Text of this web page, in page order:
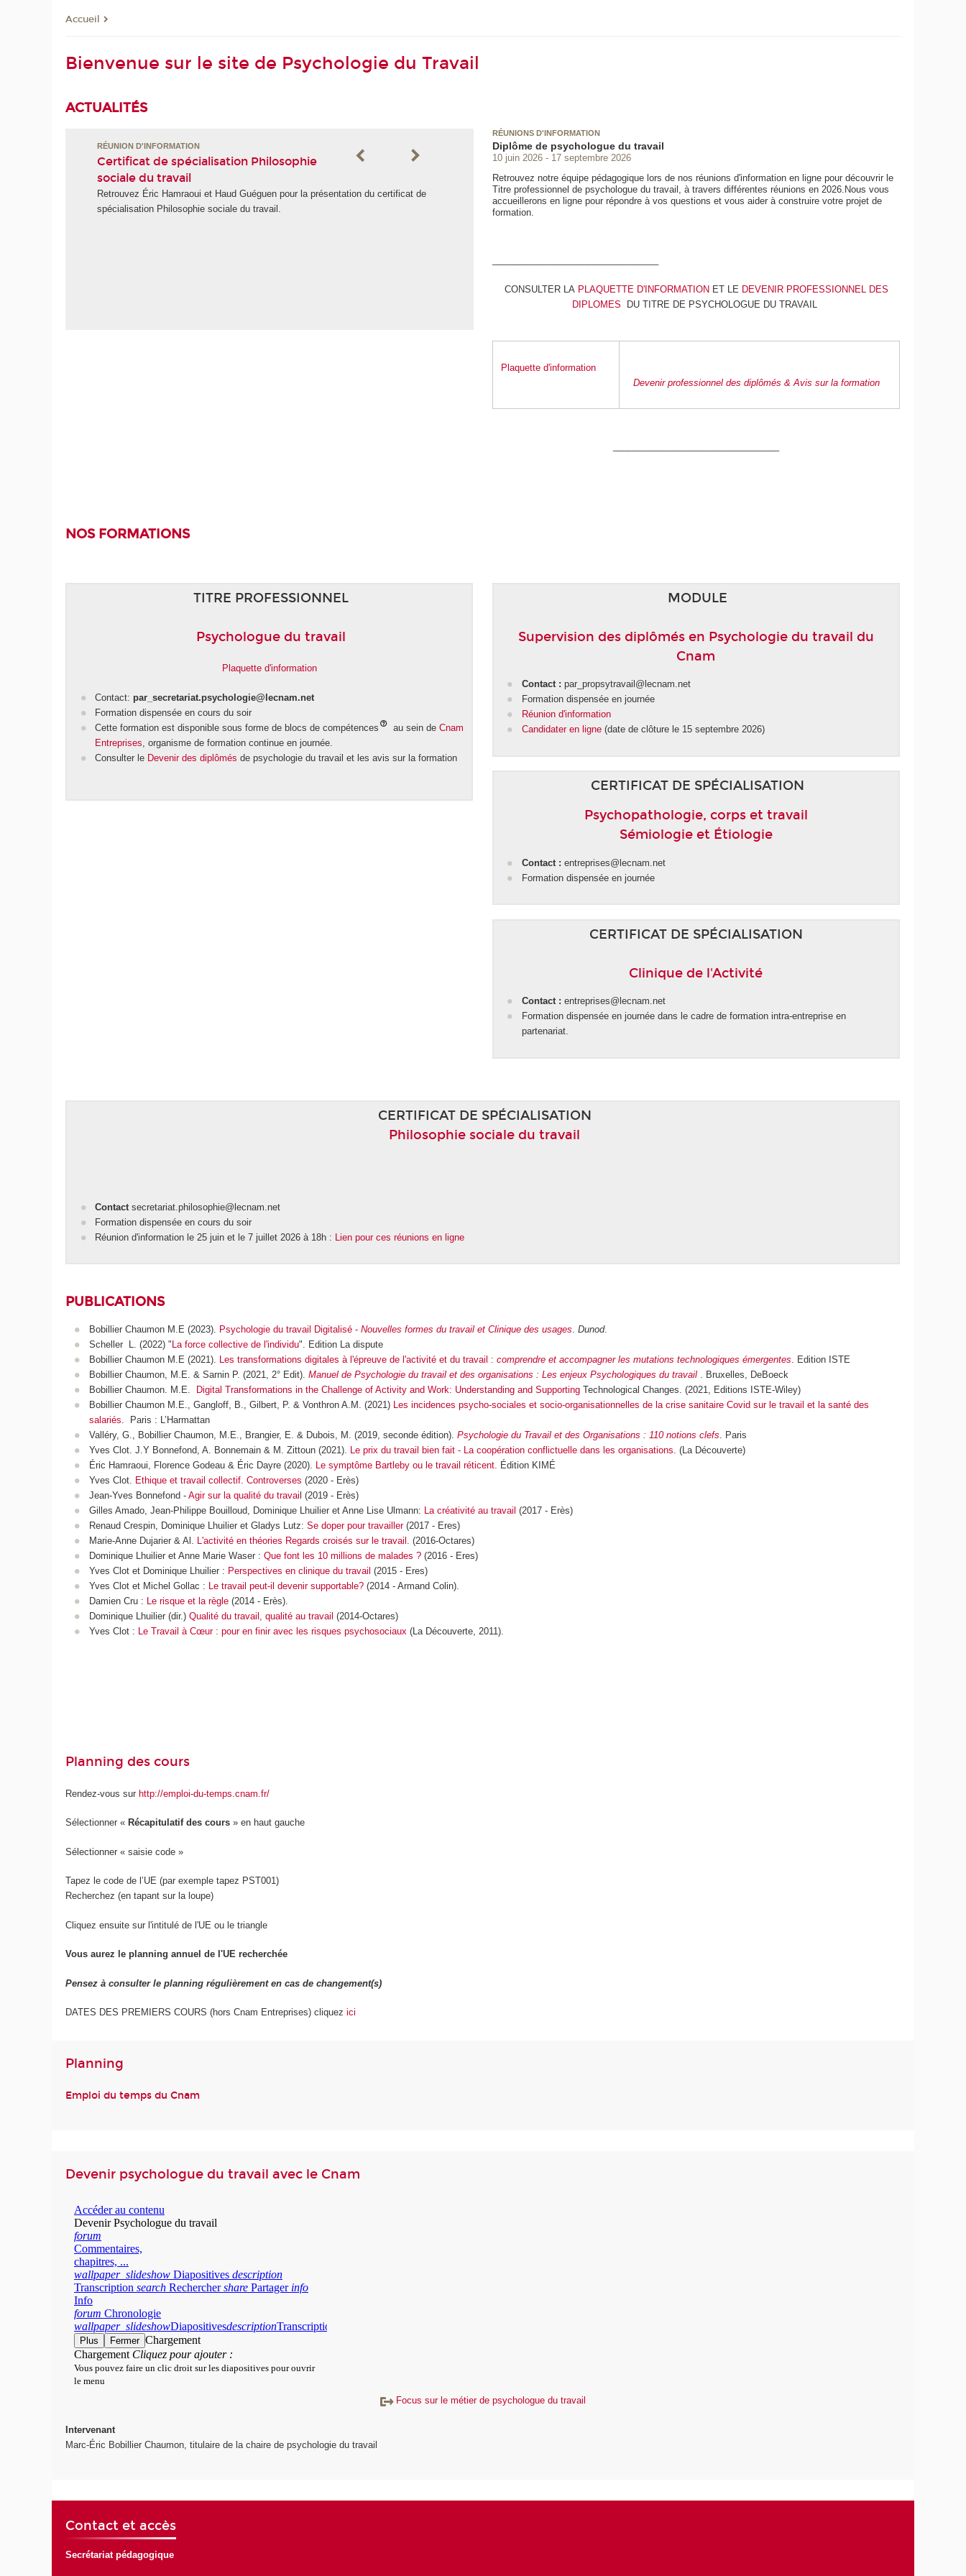
Accueil
Bienvenue sur le site de Psychologie du Travail
ACTUALITÉS
RÉUNION D'INFORMATION
Certificat de spécialisation Philosophie
sociale du travail
Retrouvez Éric Hamraoui et Haud Guéguen pour la présentation du certificat de
spécialisation Philosophie sociale du travail.
RÉUNIONS D'INFORMATION
Diplôme de psychologue du travail
Retrouvez notre équipe pédagogique lors de nos
réunions d'information en ligne pour découvrir le Titre professionnel de
psychologue du travail, à travers différentes réunions en 2026.Nous vous
RÉUNIONS D'INFORMATION
Diplôme de psychologue du travail
10 juin 2026
17 septembre 2026
Retrouvez notre équipe pédagogique lors de nos réunions d'information en ligne pour découvrir le
Titre professionnel de psychologue du travail, à travers différentes réunions en 2026.Nous vous
accueillerons en ligne pour répondre à vos questions et vous aider à construire votre projet de
formation.
CONSULTER LA PLAQUETTE D'INFORMATION ET LE DEVENIR PROFESSIONNEL DES
DIPLOMES
DU TITRE DE PSYCHOLOGUE DU TRAVAIL
Plaquette d'information
Devenir professionnel des diplômés & Avis sur la formation
NOS FORMATIONS
TITRE PROFESSIONNEL
Psychologue du travail
Plaquette d'information
Contact: par_secretariat.psychologie@lecnam.net
Formation dispensée en cours du soir
Cette formation est disponible sous forme de blocs de compétences
au sein deCnam
Entreprises , organisme de formation continue en journée.
Consulter le Devenir des diplômés de psychologie du travail et les avis sur la formation
MODULE
Supervision des diplômés en Psychologie du travail du
Cnam
Contact : par_propsytravail@lecnam.net
Formation dispensée en journée
Réunion d'information
Candidater en ligne(date de clôture le 15 septembre 2026)
CERTIFICAT DE SPÉCIALISATION
Psychopathologie, corps et travail
Sémiologie et Étiologie
Contact : entreprises@lecnam.net
Formation dispensée en journée
CERTIFICAT DE SPÉCIALISATION
Clinique de l'Activité
Contact : entreprises@lecnam.net
Formation dispensée en journée dans le cadre de formation intra-entreprise en
partenariat.
CERTIFICAT DE SPÉCIALISATION
Philosophie sociale du travail
Contactsecretariat.philosophie@lecnam.net
Formation dispensée en cours du soir
Réunion d'information le 25 juin et le 7 juillet 2026 à 18h :
Lien pour ces réunions en ligne
PUBLICATIONS
Bobillier Chaumon M.E (2023). Psychologie du travail Digitalisé - Nouvelles formes du travail et Clinique des usages. Dunod.
Scheller L. (2022) " La force collective de l'individu". Edition La dispute
Bobillier Chaumon M.E (2021). Les transformations digitales à l'épreuve de l'activité et du travail : comprendre et accompagner les mutations technologiques émergentes. Edition ISTE
Bobillier Chaumon, M.E. & Sarnin P. (2021, 2° Edit). Manuel de Psychologie du travail et des organisations : Les enjeux Psychologiques du travail . Bruxelles, DeBoeck
Bobillier Chaumon. M.E.
Digital Transformations in the Challenge of Activity and Work: Understanding and SupportingTechnological Changes. (2021, Editions ISTE-Wiley)
Bobillier Chaumon M.E., Gangloff, B., Gilbert, P. & Vonthron A.M. (2021) Les incidences psycho-sociales et socio-organisationnelles de la crise sanitaire Covid sur le travail et la santé des
salariés. Paris : L’Harmattan
Valléry, G., Bobillier Chaumon, M.E., Brangier, E. & Dubois, M. (2019, seconde édition). Psychologie du Travail et des Organisations : 110 notions clefs. Paris
Yves Clot. J.Y Bonnefond, A. Bonnemain & M. Zittoun (2021). Le prix du travail bien fait - La coopération conflictuelle dans les organisations. (La Découverte)
Éric Hamraoui, Florence Godeau & Éric Dayre (2020). Le symptôme Bartleby ou le travail réticent. Édition KIMÉ
Yves Clot. Ethique et travail collectif. Controverses (2020 - Erès)
Jean-Yves Bonnefond -Agir sur la qualité du travai l (2019 - Erès)
Gilles Amado, Jean-Philippe Bouilloud, Dominique Lhuilier et Anne Lise Ulmann: La créativité au travail (2017 - Erès)
Renaud Crespin, Dominique Lhuilier et Gladys Lutz: Se doper pour travailler (2017 - Eres)
Marie-Anne Dujarier & Al. L'activité en théories Regards croisés sur le travail . (2016-Octares)
Dominique Lhuilier et Anne Marie Waser : Que font les 10 millions de malades ?(2016 - Eres)
Yves Clot et Dominique Lhuilier : Perspectives en clinique du travail (2015 - Eres)
Yves Clot et Michel Gollac : Le travail peut-il devenir supportable? (2014 - Armand Colin).
Damien Cru : Le risque et la règle (2014 - Erès).
Dominique Lhuilier (dir.) Qualité du travail, qualité au travail (2014-Octares)
Yves Clot : Le Travail à Cœur : pour en finir avec les risques psychosociaux(La Découverte, 2011).
Planning des cours
Rendez-vous surhttp://emploi-du-temps.cnam.fr/
Sélectionner « Récapitulatif des cours » en haut gauche
Sélectionner « saisie code »
Tapez le code de l’UE (par exemple tapez PST001)
Recherchez (en tapant sur la loupe)
Cliquez ensuite sur l'intitulé de l'UE ou le triangle
Vous aurez le planning annuel de l'UE recherchée
Pensez à consulter le planning régulièrement en cas de changement(s)
DATES DES PREMIERS COURS (hors Cnam Entreprises) cliquezici
Planning
Emploi du temps du Cnam
Devenir psychologue du travail avec le Cnam
Focus sur le métier de psychologue du travail
Intervenant
Marc-Éric Bobillier Chaumon, titulaire de la chaire de psychologie du travail
Contact et accès
Secrétariat pédagogique